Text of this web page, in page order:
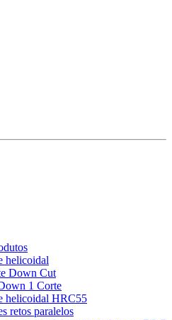
helicoidal
Down Cut
1 Corte
helicoidal HRC55
retos paralelos